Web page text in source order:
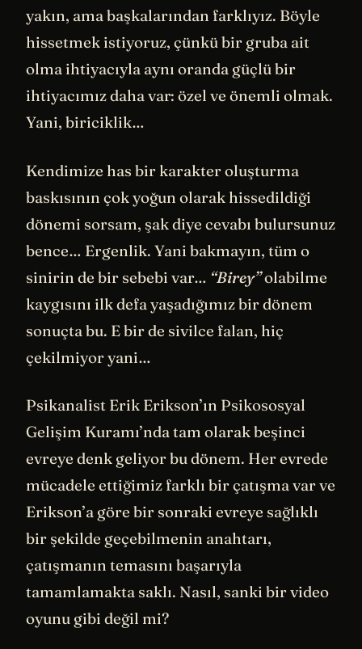
yakın, ama başkalarından farklıyız. Böyle
hissetmek istiyoruz, çünkü bir gruba ait
olma ihtiyacıyla aynı oranda güçlü bir
ihtiyacımız daha var: özel ve önemli olmak.
Yani, biriciklik…
Kendimize has bir karakter oluşturma
baskısının çok yoğun olarak hissedildiği
dönemi sorsam, şak diye cevabı bulursunuz
bence… Ergenlik. Yani bakmayın, tüm o
sinirin de bir sebebi var… “Birey”olabilme
kaygısını ilk defa yaşadığımız bir dönem
sonuçta bu. E bir de sivilce falan, hiç
çekilmiyor yani…
Psikanalist Erik Erikson’ın Psikososyal
Gelişim Kuramı’nda tam olarak beşinci
evreye denk geliyor bu dönem. Her evrede
mücadele ettiğimiz farklı bir çatışma var ve
Erikson’a göre bir sonraki evreye sağlıklı
bir şekilde geçebilmenin anahtarı,
çatışmanın temasını başarıyla
tamamlamakta saklı. Nasıl, sanki bir video
oyunu gibi değil mi?